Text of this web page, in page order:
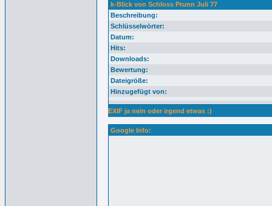
k-Blick von Schloss Prunn Juli 77
Beschreibung:
Schlüsselwörter:
Datum:
Hits:
Downloads:
Bewertung:
Dateigröße:
Hinzugefügt von:
EXIF ja nein oder irgend etwas :)
Google Info: